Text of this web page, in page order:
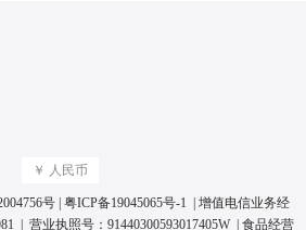
￥ 人民币
号 粤ICP备19045065号-1 | 增值电信业务经
| 营业执照号： 91440300593017405W
食品经营